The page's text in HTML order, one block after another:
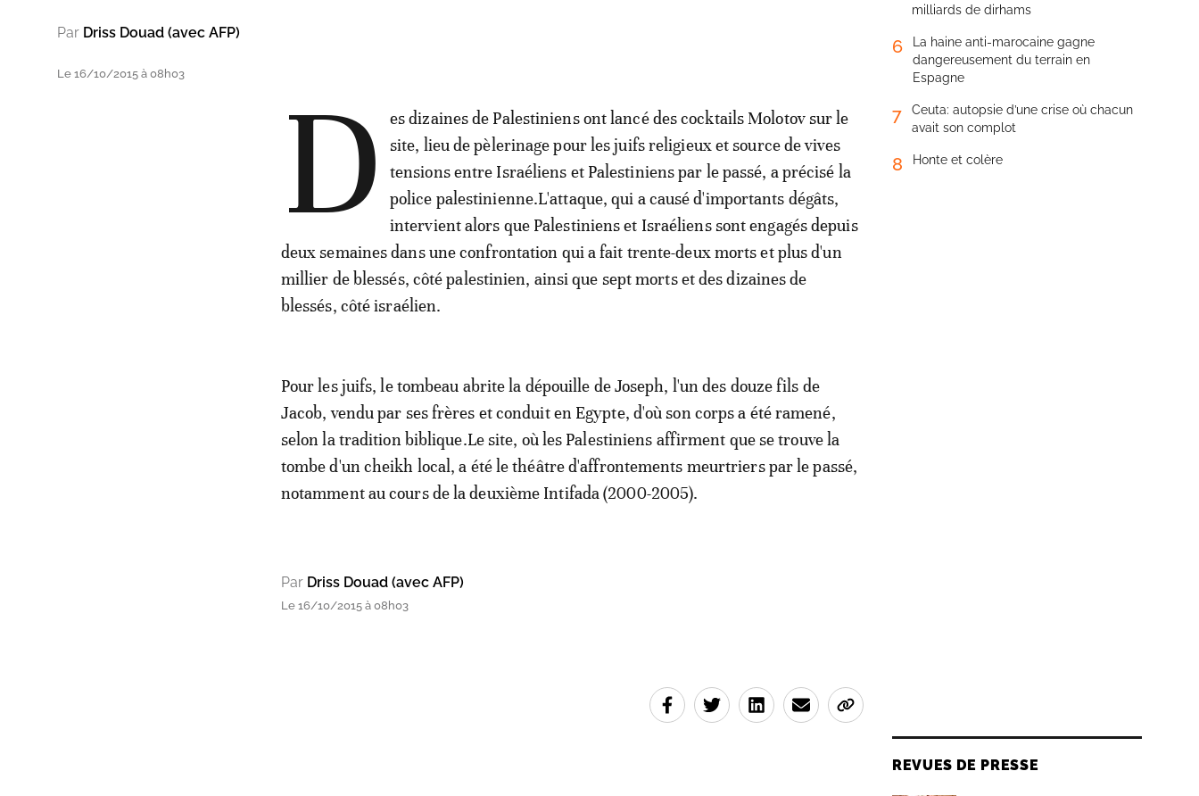
Par Driss Douad (avec AFP)
Le 16/10/2015 à 08h03 D
es dizaines de Palestiniens ont lancé des cocktails Molotov sur le
site, lieu de pèlerinage pour les juifs religieux et source de vives
tensions entre Israéliens et Palestiniens par le passé, a précisé la
police palestinienne.L'attaque, qui a causé d'importants dégâts,
intervient alors que Palestiniens et Israéliens sont engagés depuis
deux semaines dans une confrontation qui a fait trente-deux morts et plus d'un
millier de blessés, côté palestinien, ainsi que sept morts et des dizaines de
blessés, côté israélien.
Pour les juifs, le tombeau abrite la dépouille de Joseph, l'un des douze fils de
Jacob, vendu par ses frères et conduit en Egypte, d'où son corps a été ramené,
selon la tradition biblique.Le site, où les Palestiniens affirment que se trouve la
tombe d'un cheikh local, a été le théâtre d'affrontements meurtriers par le passé,
notamment au cours de la deuxième Intifada (2000-2005).
Par Driss Douad (avec AFP)
Le 16/10/2015 à 08h03
milliards de dirhams
6
La haine anti-marocaine gagne
dangereusement du terrain en
Espagne
7
Ceuta: autopsie d’une crise où chacun
avait son complot
8 Honte et colère
REVUES DE PRESSE